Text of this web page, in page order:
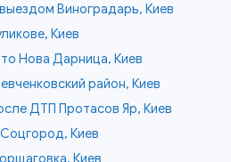
Виноградарь, Киев
Киев
Нова Дарница, Киев
район, Киев
ДТП Протасов Яр, Киев
Киев
Киев